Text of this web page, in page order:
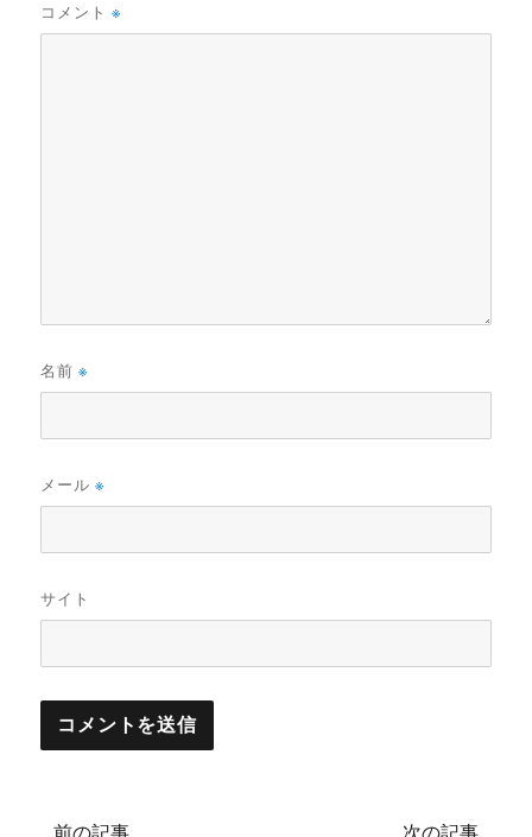
コメント※
名前※
メール※
サイト